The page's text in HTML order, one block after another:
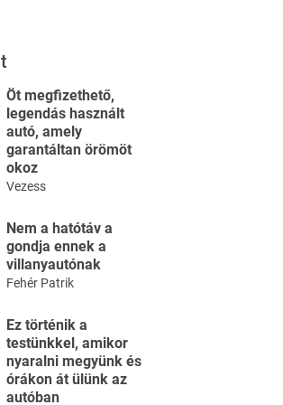
Öt megfizethető,
legendás használt
autó, amely
garantáltan örömöt
okoz
Vezess
Nem a hatótáv a
gondja ennek a
villanyautónak
Fehér Patrik
Ez történik a
testünkkel, amikor
nyaralni megyünk és
órákon át ülünk az
autóban